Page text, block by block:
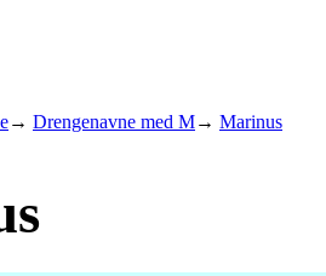
→ Drengenavne med M→ Marinus